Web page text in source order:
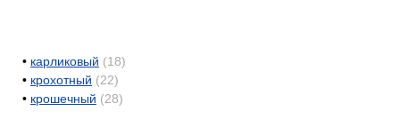
• карликовый (18)
• крохотный (22)
• крошечный (28)